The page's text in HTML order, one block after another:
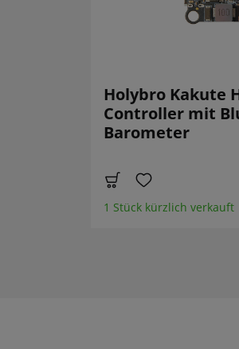
Holybro Kakute
Controller mit
Barometer
1 Stück kürzlich verkauft